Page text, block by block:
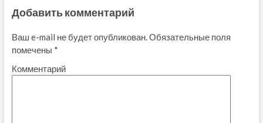
Добавить комментарий
Ваш e-mail не будет опубликован.Обязательные поля
помечены *
Комментарий